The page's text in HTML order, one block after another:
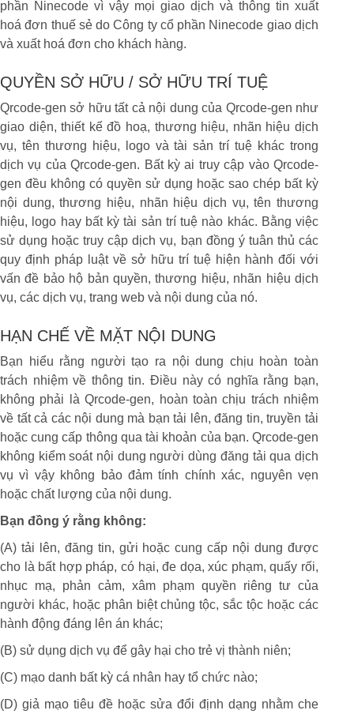
phần Ninecode vì vậy mọi giao dịch và thông tin xuất
hoá đơn thuế sẻ do Công ty cổ phần Ninecode giao dịch
và xuất hoá đơn cho khách hàng.
QUYỀN SỞ HỮU / SỞ HỮU TRÍ TUỆ
Qrcode-gen sở hữu tất cả nội dung của Qrcode-gen như
giao diện, thiết kế đồ hoạ, thương hiệu, nhãn hiệu dịch
vụ, tên thương hiệu, logo và tài sản trí tuệ khác trong
dịch vụ của Qrcode-gen. Bất kỳ ai truy cập vào Qrcode-
gen đều không có quyền sử dụng hoặc sao chép bất kỳ
nội dung, thương hiệu, nhãn hiệu dịch vụ, tên thương
hiệu, logo hay bất kỳ tài sản trí tuệ nào khác. Bằng việc
sử dụng hoặc truy cập dịch vụ, bạn đồng ý tuân thủ các
quy định pháp luật về sở hữu trí tuệ hiện hành đối với
vấn đề bảo hộ bản quyền, thương hiệu, nhãn hiệu dịch
vụ, các dịch vụ, trang web và nội dung của nó.
HẠN CHẾ VỀ MẶT NỘI DUNG
Bạn hiểu rằng người tạo ra nội dung chịu hoàn toàn
trách nhiệm về thông tin. Điều này có nghĩa rằng bạn,
không phải là Qrcode-gen, hoàn toàn chịu trách nhiệm
về tất cả các nội dung mà bạn tải lên, đăng tin, truyền tải
hoặc cung cấp thông qua tài khoản của bạn. Qrcode-gen
không kiểm soát nội dung người dùng đăng tải qua dịch
vụ vì vậy không bảo đảm tính chính xác, nguyên vẹn
hoặc chất lượng của nội dung.
Bạn đồng ý rằng không:
(A) tải lên, đăng tin, gửi hoặc cung cấp nội dung được
cho là bất hợp pháp, có hại, đe dọa, xúc phạm, quấy rối,
nhục mạ, phản cảm, xâm phạm quyền riêng tư của
người khác, hoặc phân biệt chủng tộc, sắc tộc hoặc các
hành động đáng lên án khác;
(B) sử dụng dịch vụ để gây hại cho trẻ vị thành niên;
(C) mạo danh bất kỳ cá nhân hay tổ chức nào;
(D) giả mạo tiêu đề hoặc sửa đổi định dạng nhằm che